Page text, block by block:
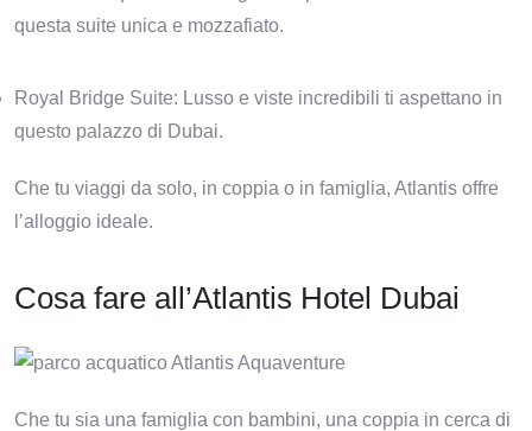
questa suite unica e mozzafiato.
Royal Bridge Suite: Lusso e viste incredibili ti aspettano in
questo palazzo di Dubai.
Che tu viaggi da solo, in coppia o in famiglia, Atlantis offre
l’alloggio ideale.
Cosa fare all’Atlantis Hotel Dubai
Che tu sia una famiglia con bambini, una coppia in cerca di